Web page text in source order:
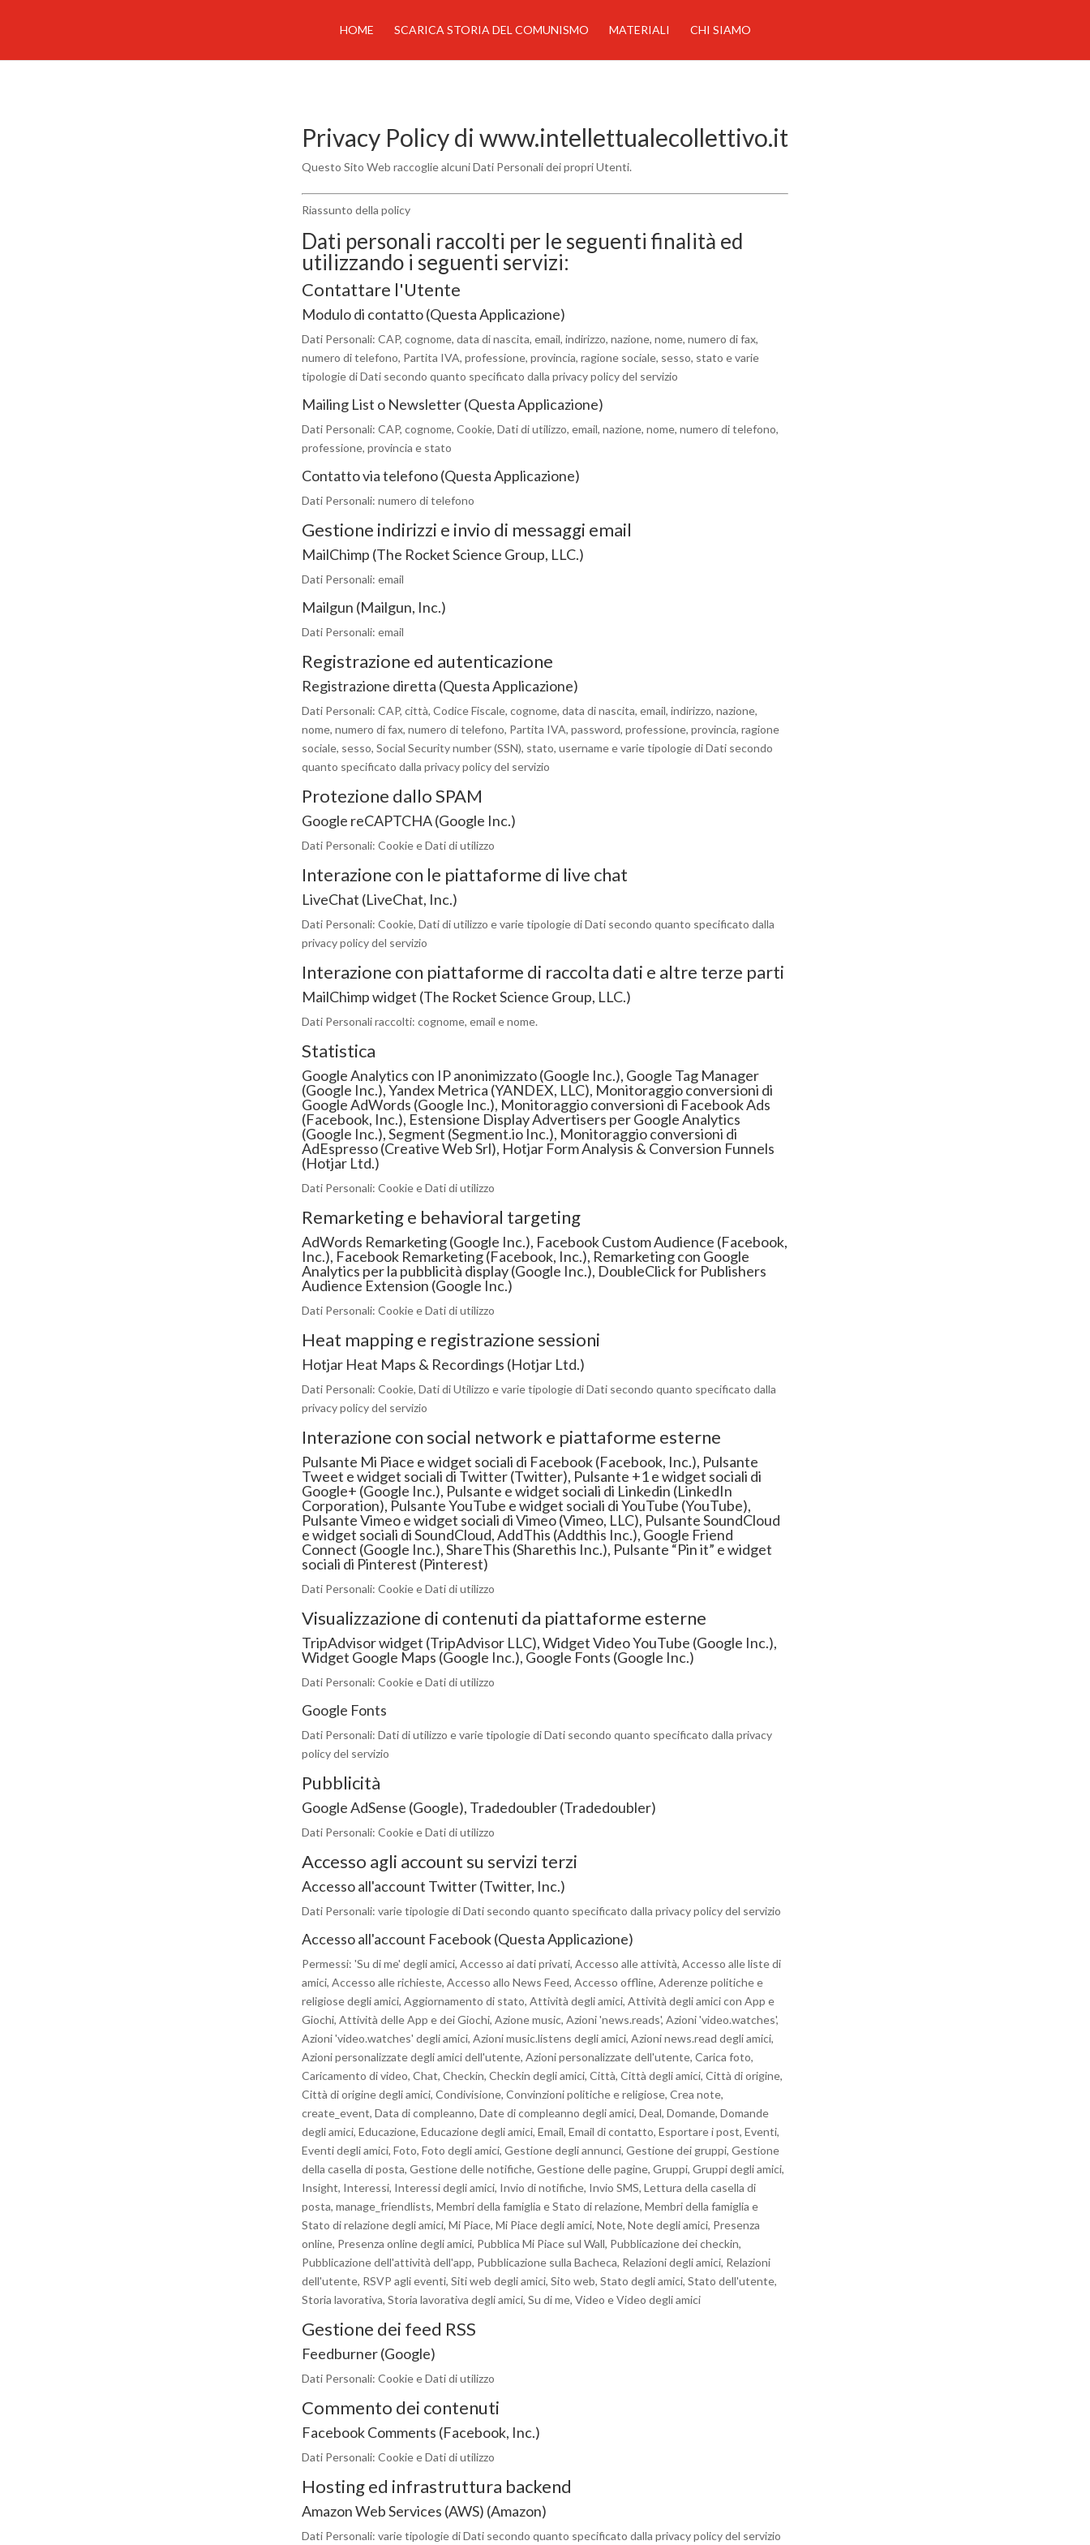
HOME SCARICA STORIA DEL COMUNISMO MATERIALI CHI SIAMO
Privacy Policy di www.intellettualecollettivo.it
Questo Sito Web raccoglie alcuni Dati Personali dei propri Utenti.
Riassunto della policy
Dati personali raccolti per le seguenti finalità ed
utilizzando i seguenti servizi:
Contattare l'Utente
Modulo di contatto (Questa Applicazione)
Dati Personali: CAP, cognome, data di nascita, email, indirizzo, nazione, nome, numero di fax,
numero di telefono, Partita IVA, professione, provincia, ragione sociale, sesso, stato e varie
tipologie di Dati secondo quanto specificato dalla privacy policy del servizio
Mailing List o Newsletter (Questa Applicazione)
Dati Personali: CAP, cognome, Cookie, Dati di utilizzo, email, nazione, nome, numero di telefono,
professione, provincia e stato
Contatto via telefono (Questa Applicazione)
Dati Personali: numero di telefono
Gestione indirizzi e invio di messaggi email
MailChimp (The Rocket Science Group, LLC.)
Dati Personali: email
Mailgun (Mailgun, Inc.)
Dati Personali: email
Registrazione ed autenticazione
Registrazione diretta (Questa Applicazione)
Dati Personali: CAP, città, Codice Fiscale, cognome, data di nascita, email, indirizzo, nazione,
nome, numero di fax, numero di telefono, Partita IVA, password, professione, provincia, ragione
sociale, sesso, Social Security number (SSN), stato, username e varie tipologie di Dati secondo
quanto specificato dalla privacy policy del servizio
Protezione dallo SPAM
Google reCAPTCHA (Google Inc.)
Dati Personali: Cookie e Dati di utilizzo
Interazione con le piattaforme di live chat
LiveChat (LiveChat, Inc.)
Dati Personali: Cookie, Dati di utilizzo e varie tipologie di Dati secondo quanto specificato dalla
privacy policy del servizio
Interazione con piattaforme di raccolta dati e altre terze parti
MailChimp widget (The Rocket Science Group, LLC.)
Dati Personali raccolti: cognome, email e nome.
Statistica
Google Analytics con IP anonimizzato (Google Inc.), Google Tag Manager
(Google Inc.),Yandex Metrica (YANDEX, LLC), Monitoraggio conversioni di
Google AdWords (Google Inc.), Monitoraggio conversioni di Facebook Ads
(Facebook, Inc.), Estensione Display Advertisers per Google Analytics
(Google Inc.),Segment (Segment.io Inc.), Monitoraggio conversioni di
AdEspresso (Creative Web Srl), Hotjar Form Analysis & Conversion Funnels
(Hotjar Ltd.)
Dati Personali: Cookie e Dati di utilizzo
Remarketing e behavioral targeting
AdWords Remarketing (Google Inc.), Facebook Custom Audience (Facebook,
Inc.), Facebook Remarketing (Facebook, Inc.), Remarketing con Google
Analytics per la pubblicità display (Google Inc.), DoubleClick for Publishers
Audience Extension (Google Inc.)
Dati Personali: Cookie e Dati di utilizzo
Heat mapping e registrazione sessioni
Hotjar Heat Maps & Recordings (Hotjar Ltd.)
Dati Personali: Cookie, Dati di Utilizzo e varie tipologie di Dati secondo quanto specificato dalla
privacy policy del servizio
Interazione con social network e piattaforme esterne
Pulsante Mi Piace e widget sociali di Facebook (Facebook, Inc.), Pulsante
Tweet e widget sociali di Twitter (Twitter), Pulsante +1 e widget sociali di
Google+ (Google Inc.), Pulsante e widget sociali di Linkedin (LinkedIn
Corporation), Pulsante YouTube e widget sociali di YouTube (YouTube),
Pulsante Vimeo e widget sociali di Vimeo (Vimeo, LLC), Pulsante SoundCloud
e widget sociali di SoundCloud,AddThis (Addthis Inc.), Google Friend
Connect (Google Inc.),ShareThis (Sharethis Inc.), Pulsante “Pin it” e widget
sociali di Pinterest (Pinterest)
Dati Personali: Cookie e Dati di utilizzo
Visualizzazione di contenuti da piattaforme esterne
TripAdvisor widget (TripAdvisor LLC),Widget Video YouTube (Google Inc.),
Widget Google Maps (Google Inc.), Google Fonts (Google Inc.)
Dati Personali: Cookie e Dati di utilizzo
Google Fonts
Dati Personali: Dati di utilizzo e varie tipologie di Dati secondo quanto specificato dalla privacy
policy del servizio
Pubblicità
Google AdSense (Google), Tradedoubler (Tradedoubler)
Dati Personali: Cookie e Dati di utilizzo
Accesso agli account su servizi terzi
Accesso all'account Twitter (Twitter, Inc.)
Dati Personali: varie tipologie di Dati secondo quanto specificato dalla privacy policy del servizio
Accesso all'account Facebook (Questa Applicazione)
Permessi: 'Su di me' degli amici, Accesso ai dati privati, Accesso alle attività, Accesso alle liste di
amici, Accesso alle richieste, Accesso allo News Feed, Accesso offline, Aderenze politiche e
religiose degli amici, Aggiornamento di stato, Attività degli amici, Attività degli amici con App e
Giochi, Attività delle App e dei Giochi, Azione music, Azioni 'news.reads', Azioni 'video.watches',
Azioni 'video.watches' degli amici, Azioni music.listens degli amici, Azioni news.read degli amici,
Azioni personalizzate degli amici dell'utente, Azioni personalizzate dell'utente, Carica foto,
Caricamento di video, Chat, Checkin, Checkin degli amici, Città, Città degli amici, Città di origine,
Città di origine degli amici, Condivisione, Convinzioni politiche e religiose, Crea note,
create_event, Data di compleanno, Date di compleanno degli amici, Deal, Domande, Domande
degli amici, Educazione, Educazione degli amici, Email, Email di contatto, Esportare i post, Eventi,
Eventi degli amici, Foto, Foto degli amici, Gestione degli annunci, Gestione dei gruppi, Gestione
della casella di posta, Gestione delle notifiche, Gestione delle pagine, Gruppi, Gruppi degli amici,
Insight, Interessi, Interessi degli amici, Invio di notifiche, Invio SMS, Lettura della casella di
posta, manage_friendlists, Membri della famiglia e Stato di relazione, Membri della famiglia e
Stato di relazione degli amici, Mi Piace, Mi Piace degli amici, Note, Note degli amici, Presenza
online, Presenza online degli amici, Pubblica Mi Piace sul Wall, Pubblicazione dei checkin,
Pubblicazione dell'attività dell'app, Pubblicazione sulla Bacheca, Relazioni degli amici, Relazioni
dell'utente, RSVP agli eventi, Siti web degli amici, Sito web, Stato degli amici, Stato dell'utente,
Storia lavorativa, Storia lavorativa degli amici, Su di me, Video e Video degli amici
Gestione dei feed RSS
Feedburner (Google)
Dati Personali: Cookie e Dati di utilizzo
Commento dei contenuti
Facebook Comments (Facebook, Inc.)
Dati Personali: Cookie e Dati di utilizzo
Hosting ed infrastruttura backend
Amazon Web Services (AWS) (Amazon)
Dati Personali: varie tipologie di Dati secondo quanto specificato dalla privacy policy del servizio